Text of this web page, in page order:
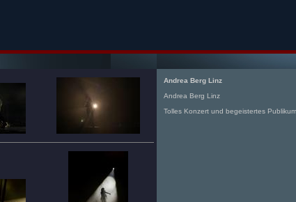
Andrea Berg Linz
Andrea Berg Linz
Tolles Konzert und begeistertes